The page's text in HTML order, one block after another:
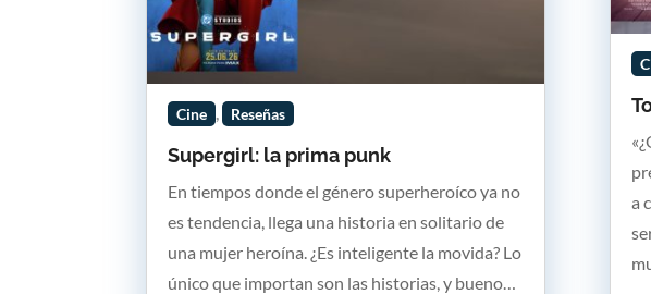
Supergirl: la prima punk
Cine , Reseñas
En tiempos donde el género superheroíco ya no
es tendencia, llega una historia en solitario de
una mujer heroína. ¿Es inteligente la movida? Lo
único que importan son las historias, y bueno…
a